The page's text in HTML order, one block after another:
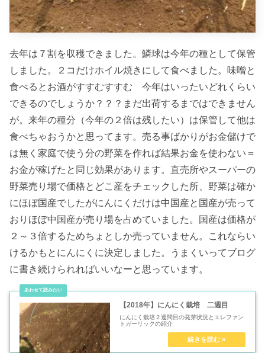
去年は７割を収穫できました。鱗球は今年の種として保管
しました。２コだけホイル焼きにして食べました。味噌と
食べるとお酒がすすむすすむ 今年はいったいどれくらい
できるのでしょうか？？？まだ出荷するまではできません
が。来年の種分（今年の２倍は残したい）は保管して他は
食べちゃおうかと思ってます。売る事ばかりがお金儲けで
は無く家庭で使う分の野菜を作れば結果お金を使わない＝
お金が稼げたと同じ効果があります。直売所やスーパーの
野菜売り場で価格とどこ産をチェックした所、野菜は確か
にほぼ国産でしたがにんにくだけは中国産と国産が売って
おりほぼ中国産が売り場を占めていました。国産は価格が
２～３倍するためちょとしか売っていません。これならい
けるかもとにんにくに決定しました。うまくいってブログ
に書き続けられればいいなーと思っています。
【2018年】にんにく栽培 二週目
にんにく栽培２週間目の発芽状況とエレファン
トガーリックの紹介